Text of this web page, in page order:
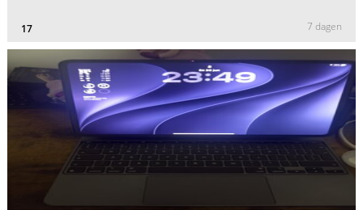
17 7 dagen